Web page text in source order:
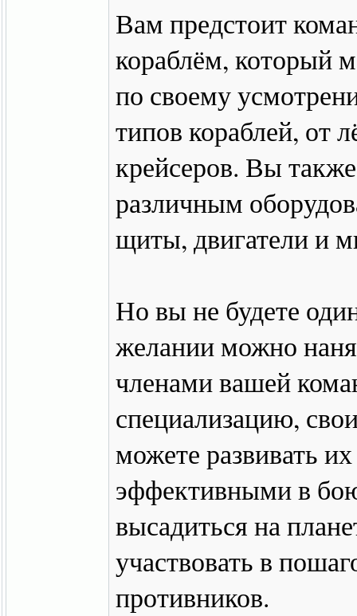
Вам предстоит
кораблём, который
по своему
типов кораблей, от
крейсеров. Вы
различным
щиты, двигатели и
Но вы не будете
желании можно
членами вашей
специализацию,
можете развивать
эффективными в
высадиться на
участвовать в
противников.